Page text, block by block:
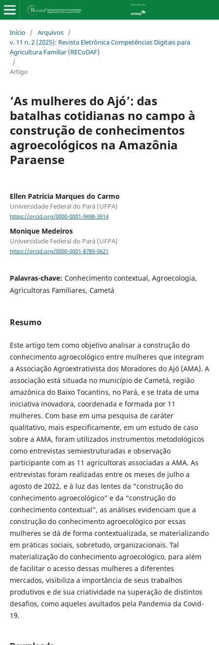
Início / Arquivos /
v. 11 n. 2 (2025): Revista Eletrônica Competências Digitais para
Agricultura Familiar (RECoDAF)
/
Artigo
‘As mulheres do Ajó’: das
batalhas cotidianas no campo à
construção de conhecimentos
agroecológicos na Amazônia
Paraense
Ellen Patricia Marques do Carmo
Universidade Federal do Pará (UFPA)
https://orcid.org/0000-0001-9498-3914
Monique Medeiros
Universidade Federal do Pará (UFPA)
https://orcid.org/0000-0001-8789-0621
Palavras-chave: Conhecimento contextual, Agroecologia,
Agricultoras Familiares, Cametá
Resumo
Este artigo tem como objetivo analisar a construção do
conhecimento agroecológico entre mulheres que integram
a Associação Agroextrativista dos Moradores do Ajó (AMA). A
associação está situada no município de Cametá, região
amazônica do Baixo Tocantins, no Pará, e se trata de uma
iniciativa inovadora, coordenada e formada por 11
mulheres. Com base em uma pesquisa de caráter
qualitativo, mais especificamente, em um estudo de caso
sobre a AMA, foram utilizados instrumentos metodológicos
como entrevistas semiestruturadas e observação
participante com as 11 agricultoras associadas a AMA. As
entrevistas foram realizadas entre os meses de julho a
agosto de 2022, e à luz das lentes da “construção do
conhecimento agroecológico” e da “construção do
conhecimento contextual”, as análises evidenciam que a
construção do conhecimento agroecológico por essas
mulheres se dá de forma contextualizada, se materializando
em práticas sociais, sobretudo, organizacionais. Tal
materialização do conhecimento agroecológico, para além
de facilitar o acesso dessas mulheres a diferentes
mercados, visibiliza a importância de seus trabalhos
produtivos e de sua criatividade na superação de distintos
desafios, como aqueles avultados pela Pandemia da Covid-
19.